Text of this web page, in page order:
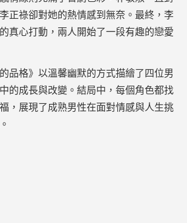
正祿卻對她的熱情感到無奈。最終，李
真心打動，兩人開始了一段有趣的戀愛
品格》以溫馨幽默的方式描繪了四位男
的成長與改變。結局中，每個角色都找
，展現了成熟男性在面對情感與人生挑